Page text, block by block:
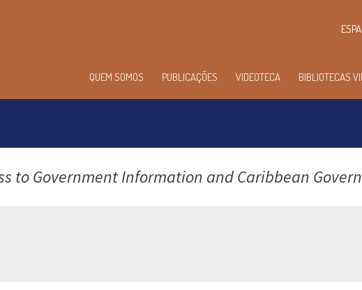
QUEM SOMOS PUBLICAÇÕES VIDEOTECA BIBLIOTECAS
to Government Information and Caribbean